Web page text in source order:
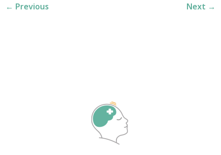
← Previous Next →